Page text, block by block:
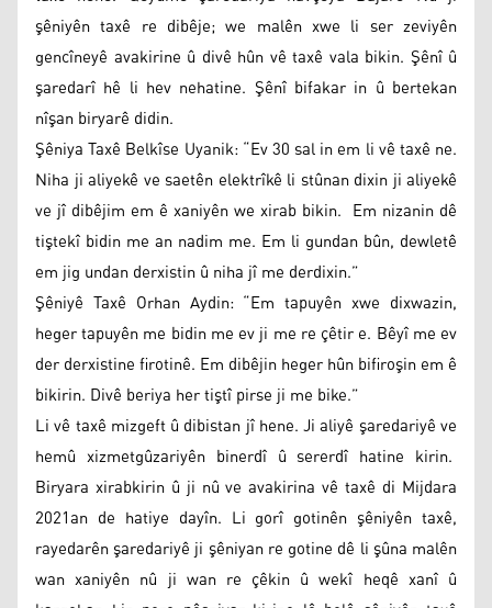
şêniyên taxê re dibêje; we malên xwe li ser zeviyên
gencîneyê avakirine û divê hûn vê taxê vala bikin. Şênî û
şaredarî hê li hev nehatine. Şênî bifakar in û bertekan
nîşan biryarê didin.
Şêniya Taxê Belkîse Uyanik: “Ev 30 sal in em li vê taxê ne.
Niha ji aliyekê ve saetên elektrîkê li stûnan dixin ji aliyekê
ve jî dibêjim em ê xaniyên we xirab bikin. Em nizanin dê
tiştekî bidin me an nadim me. Em li gundan bûn, dewletê
em jig undan derxistin û niha jî me derdixin.”
Şêniyê Taxê Orhan Aydin: “Em tapuyên xwe dixwazin,
heger tapuyên me bidin me ev ji me re çêtir e. Bêyî me ev
der derxistine firotinê. Em dibêjin heger hûn bifiroşin em ê
bikirin. Divê beriya her tiştî pirse ji me bike.”
Li vê taxê mizgeft û dibistan jî hene. Ji aliyê şaredariyê ve
hemû xizmetgûzariyên binerdî û sererdî hatine kirin.
Biryara xirabkirin û ji nû ve avakirina vê taxê di Mijdara
2021an de hatiye dayîn. Li gorî gotinên şêniyên taxê,
rayedarên şaredariyê ji şêniyan re gotine dê li şûna malên
wan xaniyên nû ji wan re çêkin û wekî heqê xanî û